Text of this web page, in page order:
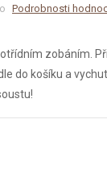
Podrobnosti
zobáním.
do košíku a